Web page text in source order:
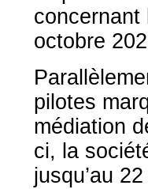
concernant
octobre
pilotes
médiation
ci, la
jusqu’au